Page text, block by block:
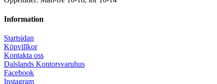
Information
Startsidan
Köpvillkor
Kontakta oss
Dalslands Kontorsvaruhus
Facebook
Instagram